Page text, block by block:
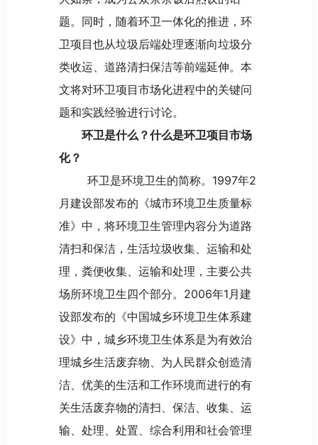
题。同时，随着环卫一体化的推进，环
卫项目也从垃圾后端处理逐渐向垃圾分
类收运、道路清扫保洁等前端延伸。本
文将对环卫项目市场化进程中的关键问
题和实践经验进行讨论。
环卫是什么？什么是环卫项目市场
化？
环卫是环境卫生的简称。1997年2
月建设部发布的《城市环境卫生质量标
准》中，将环境卫生管理内容分为道路
清扫和保洁，生活垃圾收集、运输和处
理，粪便收集、运输和处理，主要公共
场所环境卫生四个部分。2006年1月建
设部发布的《中国城乡环境卫生体系建
设》中，城乡环境卫生体系是为有效治
理城乡生活废弃物、为人民群众创造清
洁、优美的生活和工作环境而进行的有
关生活废弃物的清扫、保洁、收集、运
输、处理、处置、综合利用和社会管理